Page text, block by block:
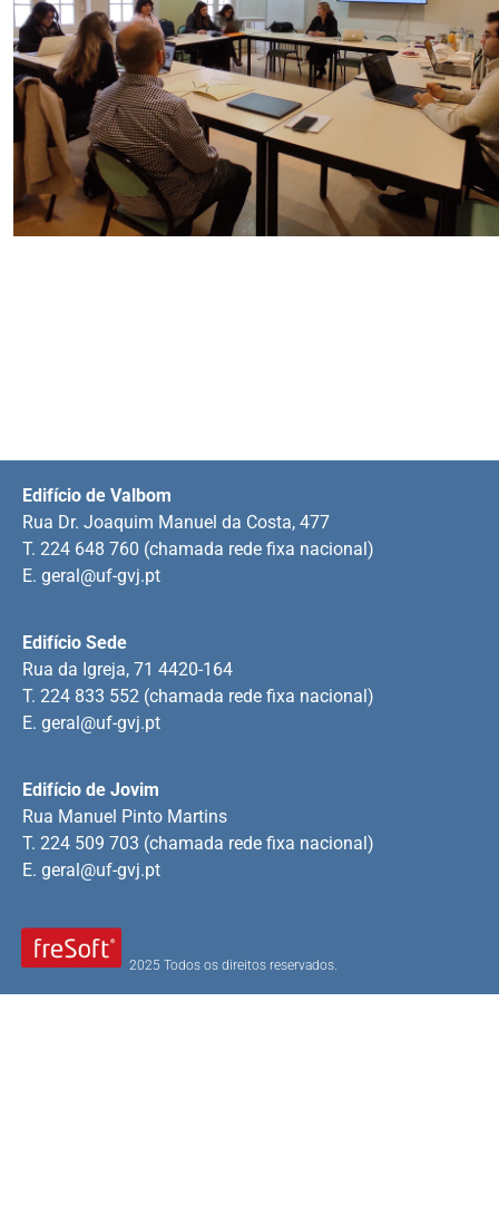
2025 Todos os direitos reservados.
Edifício de Jovim
Rua Manuel Pinto Martins
T. 224 509 703 (chamada rede fixa nacional)
E. geral@uf-gvj.pt
Edifício Sede
Rua da Igreja, 71 4420-164
T. 224 833 552 (chamada rede fixa nacional)
E. geral@uf-gvj.pt
Edifício de Valbom
Rua Dr. Joaquim Manuel da Costa, 477
T. 224 648 760 (chamada rede fixa nacional)
E. geral@uf-gvj.pt